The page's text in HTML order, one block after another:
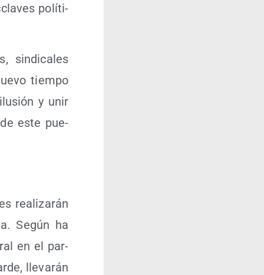
polí­ti­
sin­di­ca­les
tiem­po
y unir
este pue­
rea­li­za­rán
Según ha
en el par­
lle­va­rán